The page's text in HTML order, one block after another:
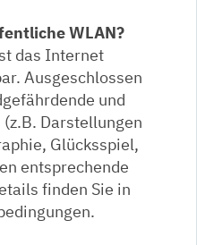
WLAN?
das Internet
Ausgeschlossen
und
Darstellungen
Glücksspiel,
entsprechende
finden Sie in